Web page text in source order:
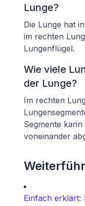
Lunge?
Die Lunge hat
im rechten
Lungenflügel.
Wie viele
der Lunge?
Im rechten
Segmente
voneinander
Einfach erklärt: